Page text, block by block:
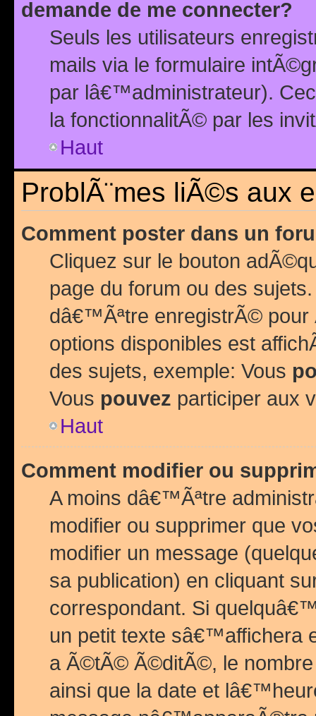
demande de me connecter?
Seuls les utilisateurs
mails via le formulaire
par lâ€™administrateur).
la fonctionnalitÃ© par les
Haut
ProblÃ¨mes liÃ©s aux
Comment poster dans un
Cliquez sur le bouton
page du forum ou des
dâ€™Ãªtre enregistrÃ©
options disponibles est
des sujets, exemple: Vous
Vous pouvez participer aux
Haut
Comment modifier ou
A moins dâ€™Ãªtre
modifier ou supprimer que
modifier un message
sa publication) en cliquant
correspondant. Si
un petit texte sâ€™affichera
a Ã©tÃ© Ã©ditÃ©, le
ainsi que la date et